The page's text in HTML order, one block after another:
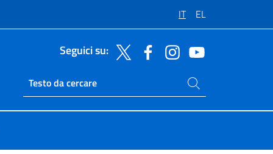
IT EL
Seguici su:
Ricerca sito live
Cerca nel sito